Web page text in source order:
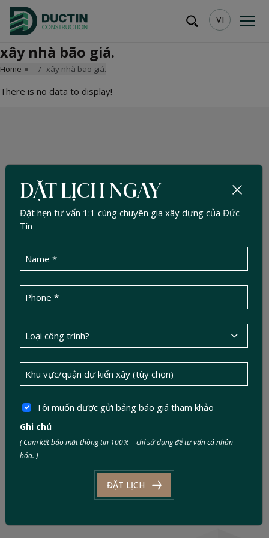
VI
xây nhà bão giá.
Home xây nhà bão giá.
There is no data to display!
No. 1, 623D Street, Phuoc Long Ward, Ho Chi
Minh City, Vietnam
info@ductinconstruction.vn
ĐẶT LỊCH NGAY
Đặt hẹn tư vấn 1:1 cùng chuyên gia xây dựng của Đức
Tín
Tôi muốn được gửi bảng báo giá tham khảo
Ghi chú
( Cam kết bảo mật thông tin 100% – chỉ sử dụng để tư vấn cá nhân
hóa. )
ĐẶT LỊCH